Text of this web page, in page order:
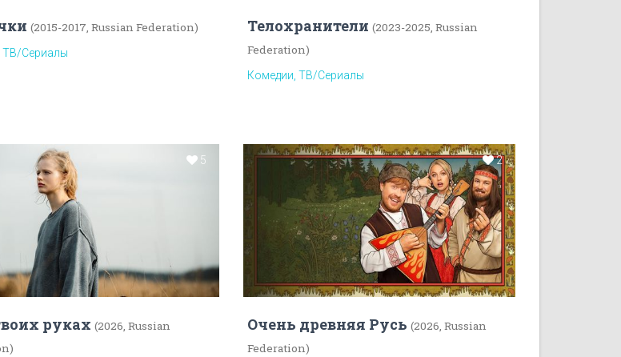
(2015-2017, Russian Federation)
ТВ/Сериалы
Телохранители (2023-2025, Russian
Federation)
Комедии, ТВ/Сериалы
5
руках (2026, Russian
2
Очень древняя Русь (2026, Russian
Federation)